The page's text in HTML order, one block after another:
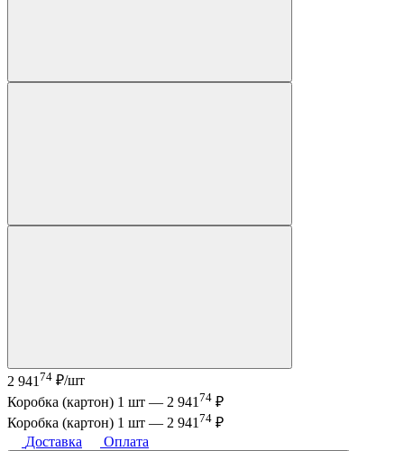
2 941 74 ₽/шт
Коробка (картон) 1 шт — 2 941 74 ₽
Коробка (картон) 1 шт — 2 941 74 ₽
Доставка
Оплата